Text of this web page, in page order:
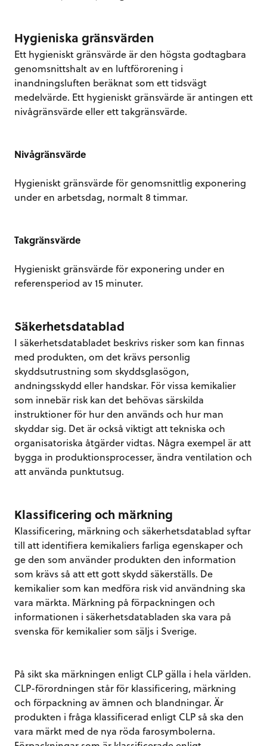
Hygieniska gränsvärden
Ett hygieniskt gränsvärde är den högsta godtagbara
genomsnittshalt av en luftförorening i
inandningsluften beräknat som ett tidsvägt
medelvärde. Ett hygieniskt gränsvärde är antingen ett
nivågränsvärde eller ett takgränsvärde.
Nivågränsvärde
Hygieniskt gränsvärde för genomsnittlig exponering
under en arbetsdag, normalt 8 timmar.
Takgränsvärde
Hygieniskt gränsvärde för exponering under en
referensperiod av 15 minuter.
Säkerhetsdatablad
I säkerhetsdatabladet beskrivs risker som kan finnas
med produkten, om det krävs personlig
skyddsutrustning som skyddsglasögon,
andningsskydd eller handskar. För vissa kemikalier
som innebär risk kan det behövas särskilda
instruktioner för hur den används och hur man
skyddar sig. Det är också viktigt att tekniska och
organisatoriska åtgärder vidtas. Några exempel är att
bygga in produktionsprocesser, ändra ventilation och
att använda punktutsug.
Klassificering och märkning
Klassificering, märkning och säkerhetsdatablad syftar
till att identifiera kemikaliers farliga egenskaper och
ge den som använder produkten den information
som krävs så att ett gott skydd säkerställs. De
kemikalier som kan medföra risk vid användning ska
vara märkta. Märkning på förpackningen och
informationen i säkerhetsdatabladen ska vara på
svenska för kemikalier som säljs i Sverige.
På sikt ska märkningen enligt CLP gälla i hela världen.
CLP-förordningen står för klassificering, märkning
och förpackning av ämnen och blandningar. Är
produkten i fråga klassificerad enligt CLP så ska den
vara märkt med de nya röda farosymbolerna.